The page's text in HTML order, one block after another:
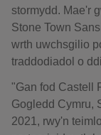
stormydd. Mae'r
Stone Town
wrth uwchsgilio
traddodiadol o
"Gan fod Castell
Gogledd Cymru,
2021, rwy'n